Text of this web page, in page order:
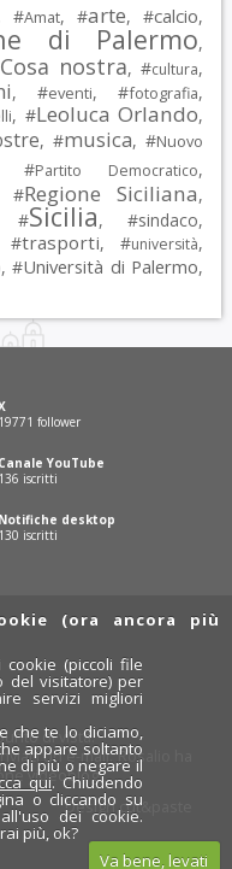
#Amat, #arte, #calcio,
di Palermo,
Cosa nostra, #cultura,
, #eventi, #fotografia,
, #Leoluca Orlando,
, #musica, #Nuovo
#Partito Democratico,
#Regione Siciliana,
#Sicilia, #sindaco,
#trasporti, #università,
, #Università di Palermo,
19771 follower
Canale YouTube
136 iscritti
Notifiche desktop
130 iscritti
di vista.
un' e-mail. Rosalio ha
videoblog.
Designcut&paste
(ora ancora più
(piccoli file
del visitatore) per
servizi migliori
che te lo diciamo,
appare soltanto
di più o negare il
qui. Chiudendo
o cliccando su
dei cookie.
più, ok?
Va bene, levati